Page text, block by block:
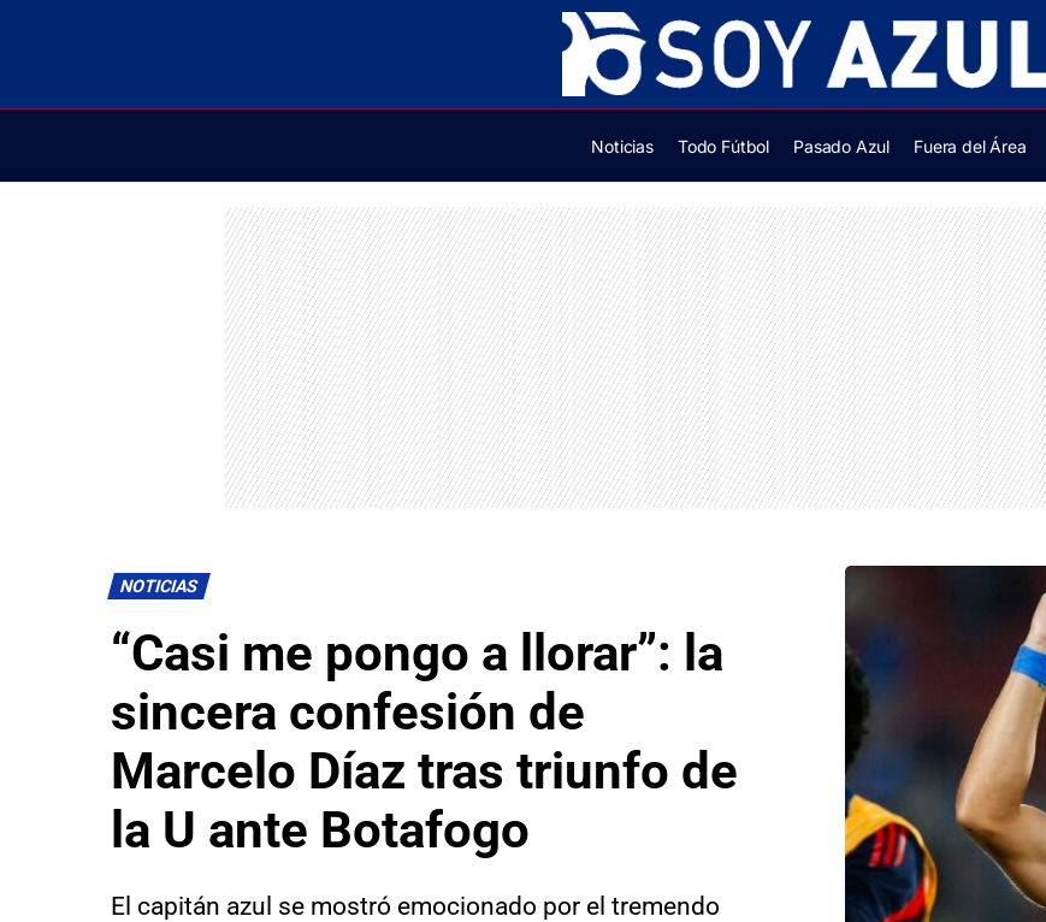
Noticias Todo Fútbol Pasado Azul Fuera del Área
NOTICIAS
“Casi me pongo a llorar”: la
sincera confesión de
Marcelo Díaz tras triunfo de
la U ante Botafogo
El capitán azul se mostró emocionado por el tremendo